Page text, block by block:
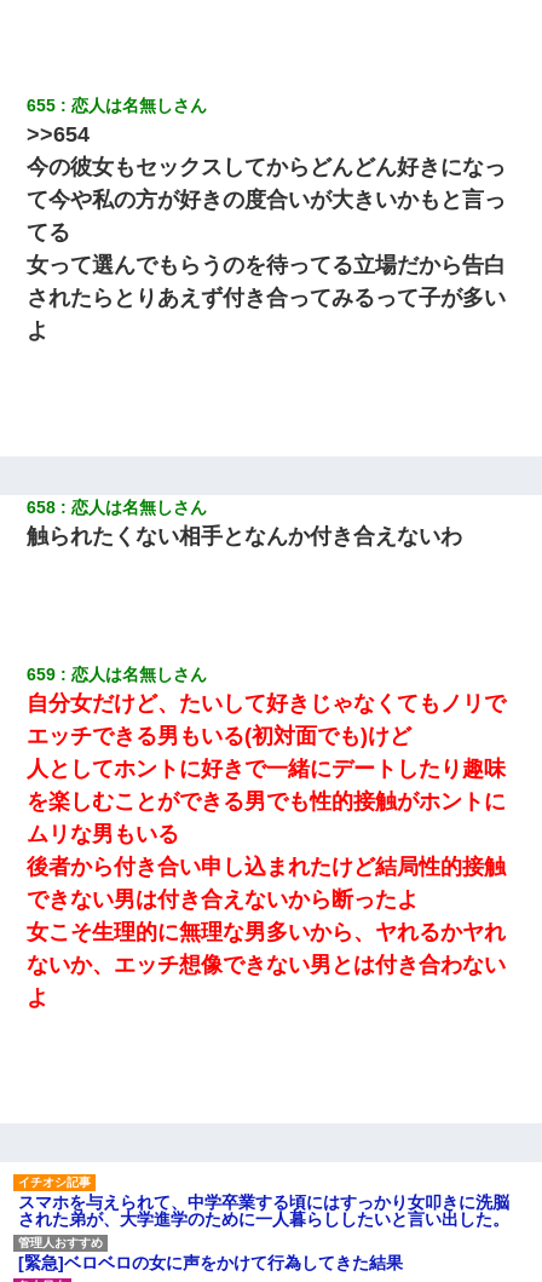
近所のお寺に住み込みで手伝いしてる知的障害のオッサンがい
た。ある日、オッサンが火かき棒を持って顔を真っ赤にしながら
走り回っていて…
655 恋人は名無しさん
>>654
今の彼女もセックスしてからどんどん好きになっ
て今や私の方が好きの度合いが大きいかもと言っ
てる
女って選んでもらうのを待ってる立場だから告白
されたらとりあえず付き合ってみるって子が多い
よ
658 恋人は名無しさん
触られたくない相手となんか付き合えないわ
659 恋人は名無しさん
自分女だけど、たいして好きじゃなくてもノリで
エッチできる男もいる(初対面でも)けど
人としてホントに好きで一緒にデートしたり趣味
を楽しむことができる男でも性的接触がホントに
ムリな男もいる
後者から付き合い申し込まれたけど結局性的接触
できない男は付き合えないから断ったよ
女こそ生理的に無理な男多いから、ヤれるかヤれ
ないか、エッチ想像できない男とは付き合わない
よ
スマホを与えられて、中学卒業する頃にはすっかり女叩きに洗脳
された弟が、大学進学のために一人暮らししたいと言い出した。
[緊急]ベロベロの女に声をかけて行為してきた結果